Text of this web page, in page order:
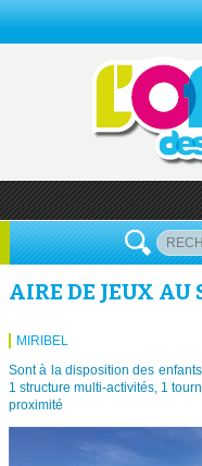
AIRE DE JEUX AU
MIRIBEL
Sont à la disposition des
1 structure multi-activités, 1
proximité